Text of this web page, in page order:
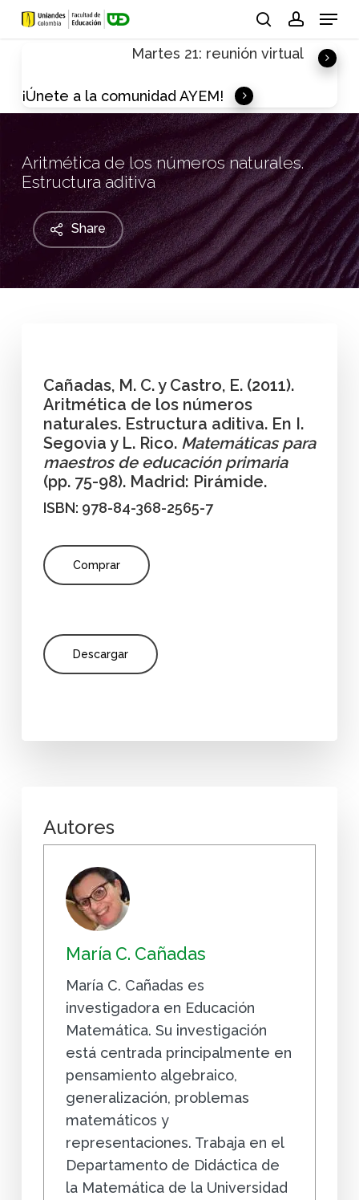
Skip
Menu
Martes 21: reunión virtual
¡Únete a la comunidad AYEM!
Aritmética de los números naturales.
Estructura aditiva
Share
Cañadas, M. C. y Castro, E. (2011).
Aritmética de los números
naturales. Estructura aditiva. En I.
Segovia y L. Rico. Matemáticas para
maestros de educación primaria
(pp. 75-98). Madrid: Pirámide.
ISBN: 978-84-368-2565-7
Comprar
Descargar
Autores
María C. Cañadas
María C. Cañadas es
investigadora en Educación
Matemática. Su investigación
está centrada principalmente en
pensamiento algebraico,
generalización, problemas
matemáticos y
representaciones. Trabaja en el
Departamento de Didáctica de
la Matemática de la Universidad